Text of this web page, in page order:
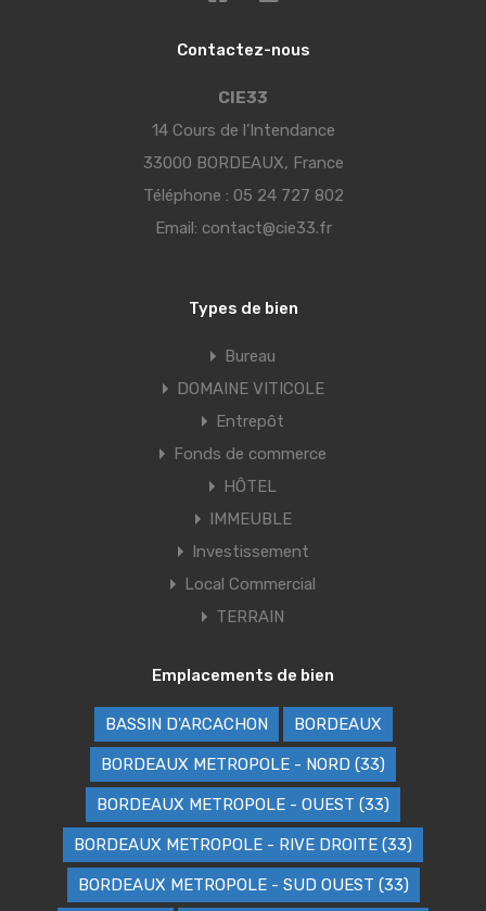
Contactez-nous
CIE33
14 Cours de l’Intendance
33000 BORDEAUX, France
Téléphone : 05 24 727 802
Email: contact@cie33.fr
Types de bien
Bureau
DOMAINE VITICOLE
Entrepôt
Fonds de commerce
HÔTEL
IMMEUBLE
Investissement
Local Commercial
TERRAIN
Emplacements de bien
BASSIN D'ARCACHON BORDEAUX
BORDEAUX METROPOLE - NORD (33)
BORDEAUX METROPOLE - OUEST (33)
BORDEAUX METROPOLE - RIVE DROITE (33)
BORDEAUX METROPOLE - SUD OUEST (33)